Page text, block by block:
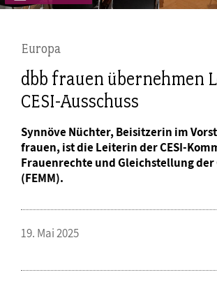
Europa
dbb frauen übernehmen
CESI-Ausschuss
Synnöve Nüchter, Beisitzerin im
frauen, ist die Leiterin der CESI-
Frauenrechte und Gleichstellung der
(FEMM).
19. Mai 2025